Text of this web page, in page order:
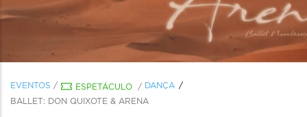
EVENTOS / ESPETÁCULO / DANÇA
BALLET: DON QUIXOTE & ARENA